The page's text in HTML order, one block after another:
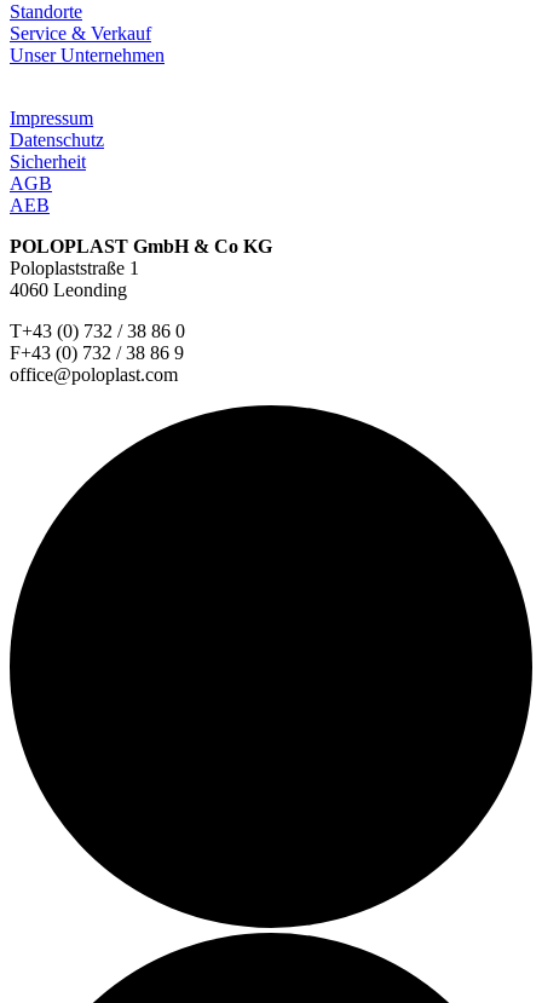
Standorte
Service & Verkauf
Unser Unternehmen
Impressum
Datenschutz
Sicherheit
AGB
AEB
POLOPLAST GmbH & Co KG
Poloplaststraße 1
4060 Leonding
T+43 (0) 732 / 38 86 0
F+43 (0) 732 / 38 86 9
office@poloplast.com